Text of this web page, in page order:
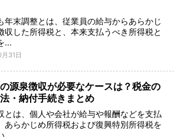
年末調整とは、従業員の給与からあらかじ
収した所得税と、本来支払うべき所得税と
...
31日
源泉徴収が必要なケースは？税金の
・納付手続きまとめ
とは、個人や会社が給与や報酬などを支払
あらかじめ所得税および復興特別所得税を
...